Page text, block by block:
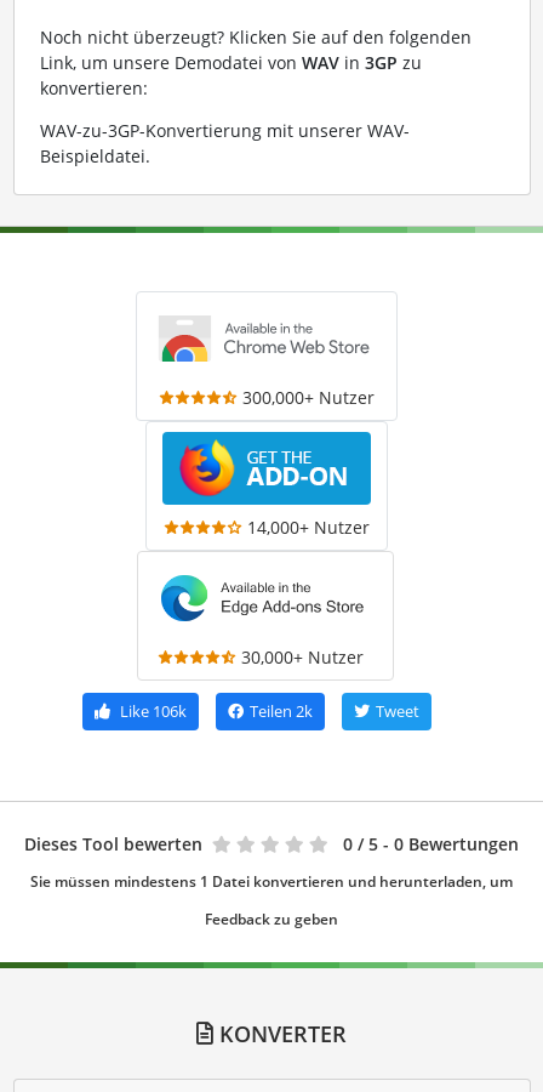
Noch nicht überzeugt? Klicken Sie auf den folgenden
Link, um unsere Demodatei von WAVin 3GP zu
konvertieren:
WAV-zu-3GP-Konvertierung mit unserer WAV-
Beispieldatei.
300,000+ Nutzer
14,000+ Nutzer
30,000+ Nutzer
Like 106k Teilen 2k Tweet
Dieses Tool bewerten 0 / 5 - 0 Bewertungen
Sie müssen mindestens 1 Datei konvertieren und herunterladen, um
Feedback zu geben
KONVERTER